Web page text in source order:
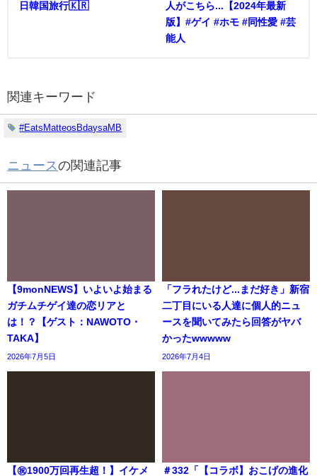
日韓国旅行🇰🇷
人がこちら...【2024年最新
版】#ゲイ #ホモ #同性愛 #芸
能人
関連キーワード
#EatsMatteosBdaysaMB
ニュースの関連記事
【9monNEWS】いよいよ始まる
ガチムチゲイ達の恋リアと
は！？【ゲスト：NAWOTO・
TAKA】
2026年7月5日
「フラれたけど...まだ好き」新宿
二丁目にいる人達に個人的ニュ
ースを聞いてみたら回答がヤバ
かったwwwww
2026年7月4日
【㊗️1900万回再生超！】イケメ
＃332「【コラボ】おこげの進化